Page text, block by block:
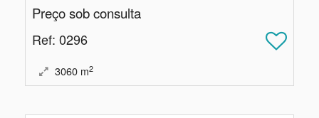
Preço sob consulta
Ref: 0296
3060 m2